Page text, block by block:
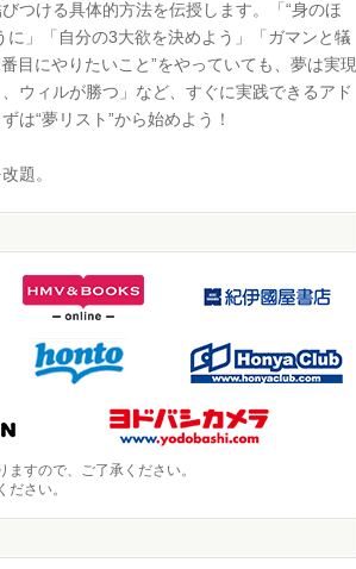
つける具体的方法を伝授します。「“身のほ
に」「自分の3大欲を決めよう」「ガマンと犠
目にやりたいこと”をやっていても、夢は実現
ウィルが勝つ」など、すぐに実践できるアド
は“夢リスト”から始めよう！
題。
すので、ご了承ください。
さい。